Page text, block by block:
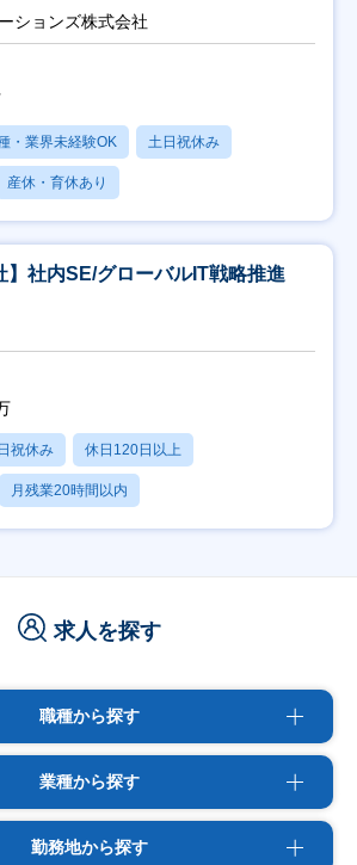
ションズ株式会社
・業界未経験OK 土日祝休み
産休・育休あり
】社内SE/グローバルIT戦略推進
祝休み 休日120日以上
月残業20時間以内
求人を探す
職種から探す
業種から探す
勤務地から探す